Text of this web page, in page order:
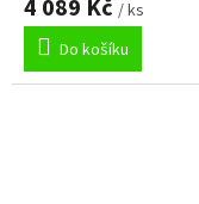
4 089 Kč / ks
Do košíku